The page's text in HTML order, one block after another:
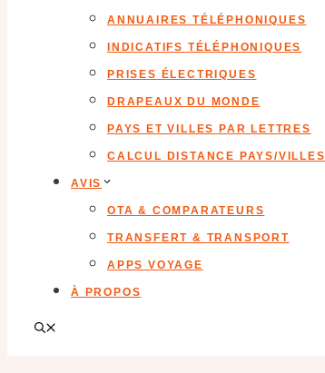
ANNUAIRES TÉLÉPHONIQUES
INDICATIFS TÉLÉPHONIQUES
PRISES ÉLECTRIQUES
DRAPEAUX DU MONDE
PAYS ET VILLES PAR LETTRES
CALCUL DISTANCE PAYS/VILLES
AVIS
OTA & COMPARATEURS
TRANSFERT & TRANSPORT
APPS VOYAGE
À PROPOS